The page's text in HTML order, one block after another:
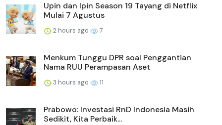
Upin dan Ipin Season 19 Tayang di Netflix
Mulai 7 Agustus
2 hours ago 7
Menkum Tunggu DPR soal Penggantian
Nama RUU Perampasan Aset
3 hours ago 11
Prabowo: Investasi RnD Indonesia Masih
Sedikit, Kita Perbaik...